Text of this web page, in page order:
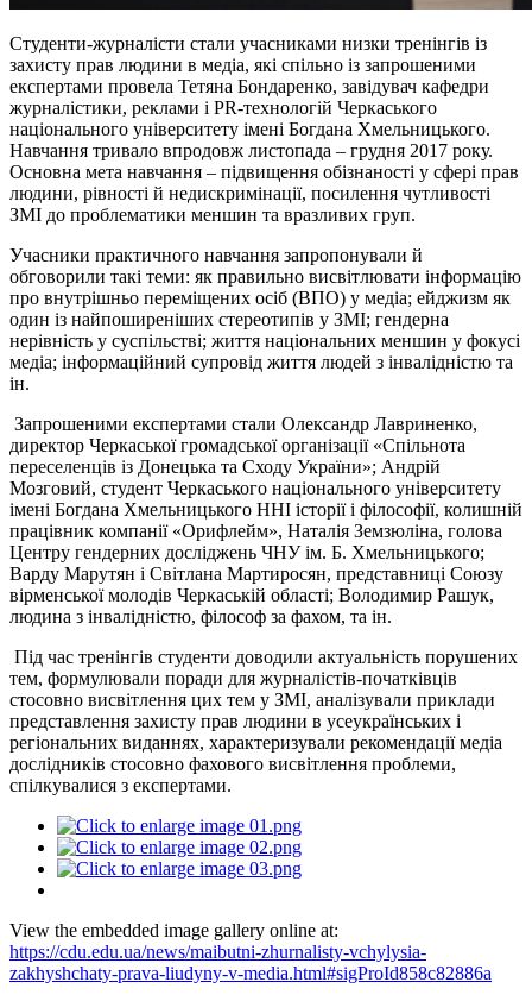
Студенти-журналісти стали учасниками низки тренінгів із
захисту прав людини в медіа, які спільно із запрошеними
експертами провела Тетяна Бондаренко, завідувач кафедри
журналістики, реклами і PR-технологій Черкаського
національного університету імені Богдана Хмельницького.
Навчання тривало впродовж листопада – грудня 2017 року.
Основна мета навчання – підвищення обізнаності у сфері прав
людини, рівності й недискримінації, посилення чутливості
ЗМІ до проблематики меншин та вразливих груп.
Учасники практичного навчання запропонували й
обговорили такі теми: як правильно висвітлювати інформацію
про внутрішньо переміщених осіб (ВПО) у медіа; ейджизм як
один із найпоширеніших стереотипів у ЗМІ; гендерна
нерівність у суспільстві; життя національних меншин у фокусі
медіа; інформаційний супровід життя людей з інвалідністю та
ін.
Запрошеними експертами стали Олександр Лавриненко,
директор Черкаської громадської організації «Спільнота
переселенців із Донецька та Сходу України»; Андрій
Мозговий, студент Черкаського національного університету
імені Богдана Хмельницького ННІ історії і філософії, колишній
працівник компанії «Орифлейм», Наталія Земзюліна, голова
Центру гендерних досліджень ЧНУ ім. Б. Хмельницького;
Варду Марутян і Світлана Мартиросян, представниці Союзу
вірменської молодів Черкаській області; Володимир Рашук,
людина з інвалідністю, філософ за фахом, та ін.
Під час тренінгів студенти доводили актуальність порушених
тем, формулювали поради для журналістів-початківців
стосовно висвітлення цих тем у ЗМІ, аналізували приклади
представлення захисту прав людини в усеукраїнських і
регіональних виданнях, характеризували рекомендації медіа
дослідників стосовно фахового висвітлення проблеми,
спілкувалися з експертами.
View the embedded image gallery online at:
https://cdu.edu.ua/news/maibutni-zhurnalisty-vchylysia-
zakhyshchaty-prava-liudyny-v-media.html#sigProId858c82886a